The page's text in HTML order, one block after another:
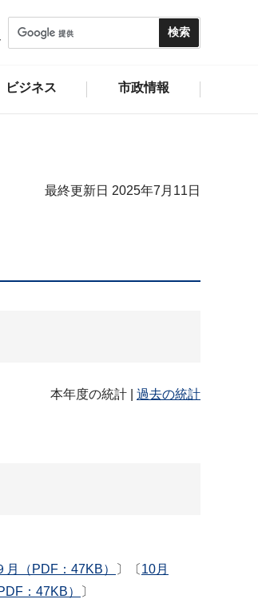
ビジネス 市政情報
最終更新日 2025年7月11日
本年度の統計 | 過去の統計
月（PDF：47KB） 〕〔 10月
：47KB）
〕